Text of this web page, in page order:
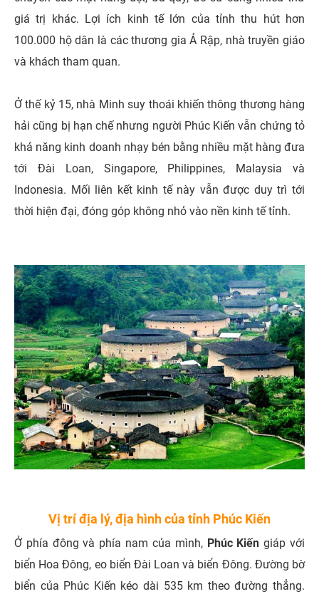
giá trị khác. Lợi ích kinh tế lớn của tỉnh thu hút hơn
100.000 hộ dân là các thương gia Ả Rập, nhà truyền giáo
và khách tham quan.
Ở thế kỷ 15, nhà Minh suy thoái khiến thông thương hàng
hải cũng bị hạn chế nhưng người Phúc Kiến vẫn chứng tỏ
khả năng kinh doanh nhạy bén bằng nhiều mặt hàng đưa
tới Đài Loan, Singapore, Philippines, Malaysia và
Indonesia. Mối liên kết kinh tế này vẫn được duy trì tới
thời hiện đại, đóng góp không nhỏ vào nền kinh tế tỉnh.
Vị trí địa lý, địa hình của tỉnh Phúc Kiến
Ở phía đông và phía nam của mình, Phúc Kiến giáp với
biển Hoa Đông, eo biển Đài Loan và biển Đông. Đường bờ
biển của Phúc Kiến kéo dài 535 km theo đường thẳng.